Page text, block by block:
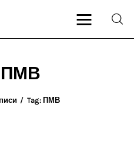
ПМВ
Tag: ПМВ